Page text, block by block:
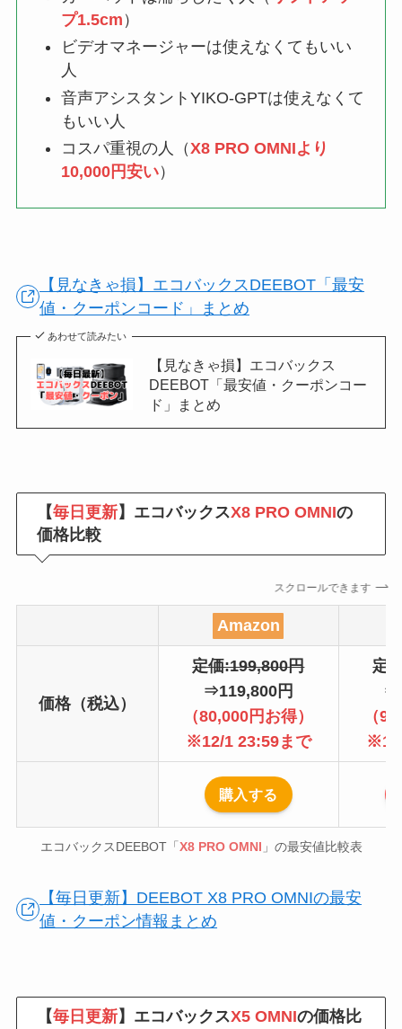
プ1.5cm ）
ビデオマネージャーは使えなくてもいい
人
音声アシスタントYIKO-GPTは使えなくて
もいい人
コスパ重視の人（X8 PRO OMNIより
10,000円安い）
【見なきゃ損】エコバックスDEEBOT「最安
値・クーポンコード」まとめ
あわせて読みたい
【見なきゃ損】エコバックス
DEEBOT「最安値・クーポンコー
ド」まとめ
【毎日更新】エコバックスX8 PRO OMNIの
価格比較
スクロールできます
Amazon
価格（税込）
定価:199,800円
⇒119,800円
（80,000円お得）
※12/1 23:59まで
定
（
購入する
エコバックスDEEBOT「 X8 PRO OMNI 」の最安値比較表
【毎日更新】DEEBOT X8 PRO OMNIの最安
値・クーポン情報まとめ
【毎日更新】エコバックスX5 OMNIの価格比